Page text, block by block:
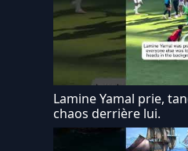
Lamine Yamal prie,
chaos derrière lui.